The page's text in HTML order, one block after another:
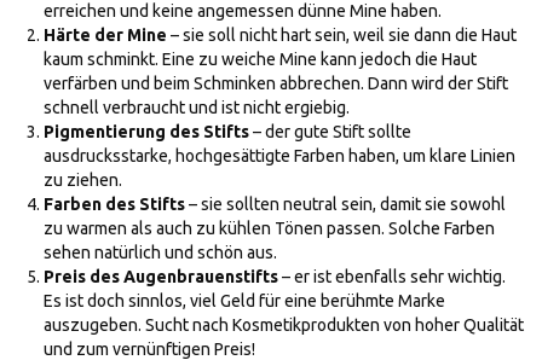
erreichen und keine angemessen dünne Mine haben.
Härte der Mine – sie soll nicht hart sein, weil sie dann die Haut
kaum schminkt. Eine zu weiche Mine kann jedoch die Haut
verfärben und beim Schminken abbrechen. Dann wird der Stift
schnell verbraucht und ist nicht ergiebig.
Pigmentierung des Stifts– der gute Stift sollte
ausdrucksstarke, hochgesättigte Farben haben, um klare Linien
zu ziehen.
Farben des Stifts– sie sollten neutral sein, damit sie sowohl
zu warmen als auch zu kühlen Tönen passen. Solche Farben
sehen natürlich und schön aus.
Preis des Augenbrauenstifts– er ist ebenfalls sehr wichtig.
Es ist doch sinnlos, viel Geld für eine berühmte Marke
auszugeben. Sucht nach Kosmetikprodukten von hoher Qualität
und zum vernünftigen Preis!